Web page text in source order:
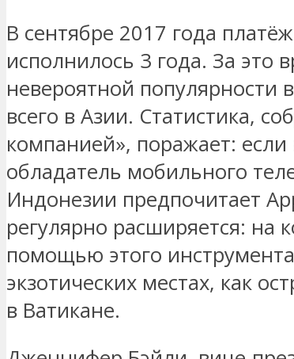
В сентябре 2017 года
исполнилось 3 года. За это
невероятной популярности
всего в Азии. Статистика,
компанией», поражает:
обладатель мобильного
Индонезии предпочитает
регулярно расширяется: на
помощью этого
экзотических местах, как
в Ватикане.